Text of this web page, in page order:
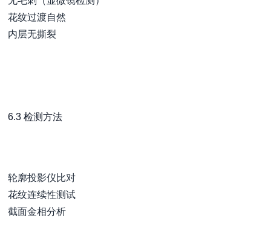
花纹过渡自然
内层无撕裂
6.3 检测方法
轮廓投影仪比对
花纹连续性测试
截面金相分析